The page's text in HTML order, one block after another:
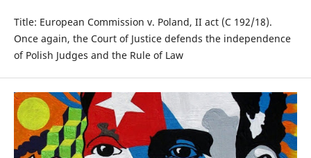
Title: European Commission v. Poland, II act (C 192/18).
Once again, the Court of Justice defends the independence
of Polish Judges and the Rule of Law